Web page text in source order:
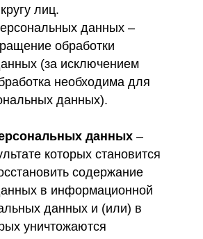
лиц.
данных –
обработки
(за исключением
необходима для
данных).
данных –
которых становится
содержание
в информационной
данных и (или) в
уничтожаются